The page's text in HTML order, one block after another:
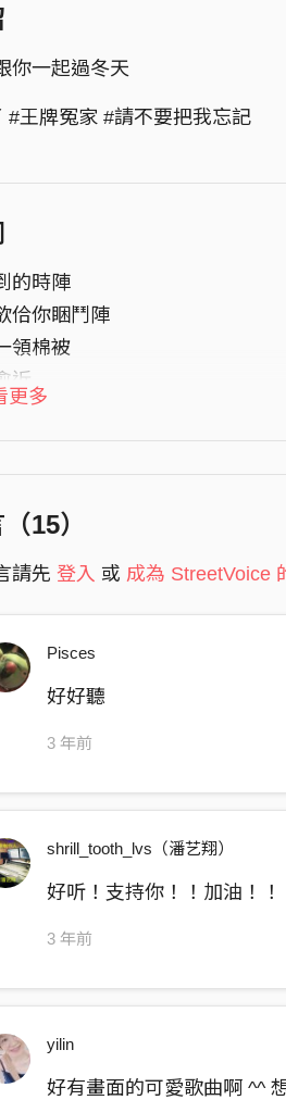
你一起過冬天
#王牌冤家 #請不要把我忘記
的時陣
佮你睏鬥陣
領棉被
近
的皮膚
近愈倚愈近
嘛愈倚愈近
陣才會當去恁兜
跟你kheh佇膨椅
對方放袂記
彼一工
領棉被
近
的皮膚
近愈倚愈近
踮你起床的時
備早頓煮咖啡
更多
15）
請先 登入 或 成為 StreetVoice
Pisces
好好聽
3 年前
shrill_tooth_lvs（潘艺翔）
好听！支持你！！加油！
3 年前
yilin
好有畫面的可愛歌曲啊 ^^